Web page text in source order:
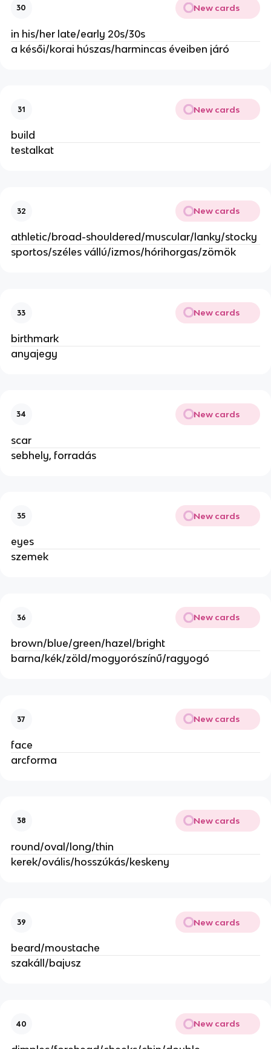
30 New cards
in his/her late/early 20s/30s
a késői/korai húszas/harmincas éveiben járó
31 New cards
build
testalkat
32 New cards
athletic/broad-shouldered/muscular/lanky/stocky
sportos/széles vállú/izmos/hórihorgas/zömök
33 New cards
birthmark
anyajegy
34 New cards
scar
sebhely, forradás
35 New cards
eyes
szemek
36 New cards
brown/blue/green/hazel/bright
barna/kék/zöld/mogyorószínű/ragyogó
37 New cards
face
arcforma
38 New cards
round/oval/long/thin
kerek/ovális/hosszúkás/keskeny
39 New cards
beard/moustache
szakáll/bajusz
40 New cards